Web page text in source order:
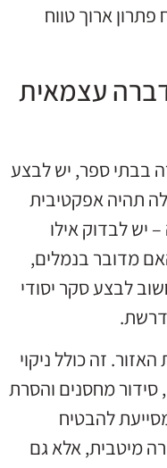
ארוך טווח
עצמאית
בבתי ספר, יש לבצע
תהיה אפקטיבית
יש לבדוק אילו
מדובר בנמלים,
לבצע סקר יסודי
זה כולל ניקוי
מחסנים והסרת
להבטיח
מיטבית, אלא גם